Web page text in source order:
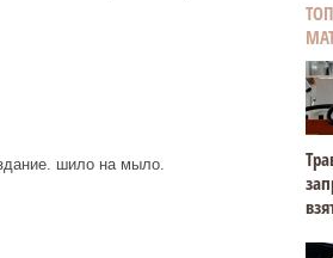
шило на мыло.